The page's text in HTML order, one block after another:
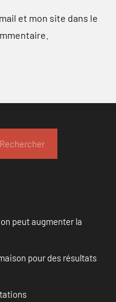
et mon site dans le
Rechercher
peut augmenter la
pour des résultats